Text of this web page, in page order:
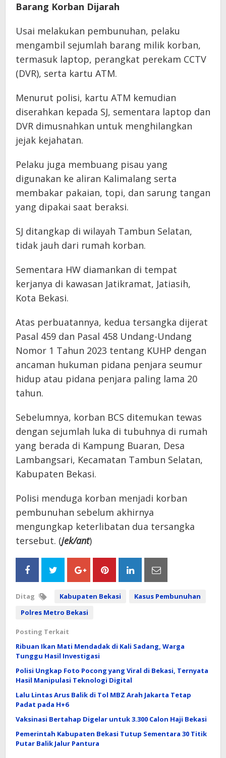
Barang Korban Dijarah
Usai melakukan pembunuhan, pelaku
mengambil sejumlah barang milik korban,
termasuk laptop, perangkat perekam CCTV
(DVR), serta kartu ATM.
Menurut polisi, kartu ATM kemudian
diserahkan kepada SJ, sementara laptop dan
DVR dimusnahkan untuk menghilangkan
jejak kejahatan.
Pelaku juga membuang pisau yang
digunakan ke aliran Kalimalang serta
membakar pakaian, topi, dan sarung tangan
yang dipakai saat beraksi.
SJ ditangkap di wilayah Tambun Selatan,
tidak jauh dari rumah korban.
Sementara HW diamankan di tempat
kerjanya di kawasan Jatikramat, Jatiasih,
Kota Bekasi.
Atas perbuatannya, kedua tersangka dijerat
Pasal 459 dan Pasal 458 Undang-Undang
Nomor 1 Tahun 2023 tentang KUHP dengan
ancaman hukuman pidana penjara seumur
hidup atau pidana penjara paling lama 20
tahun.
Sebelumnya, korban BCS ditemukan tewas
dengan sejumlah luka di tubuhnya di rumah
yang berada di Kampung Buaran, Desa
Lambangsari, Kecamatan Tambun Selatan,
Kabupaten Bekasi.
Polisi menduga korban menjadi korban
pembunuhan sebelum akhirnya
mengungkap keterlibatan dua tersangka
tersebut. (jek/ant)
Ditag Kabupaten Bekasi
Kasus Pembunuhan
Polres Metro Bekasi
Posting Terkait
Ribuan Ikan Mati Mendadak di Kali Sadang, Warga
Tunggu Hasil Investigasi
Polisi Ungkap Foto Pocong yang Viral di Bekasi, Ternyata
Hasil Manipulasi Teknologi Digital
Lalu Lintas Arus Balik di Tol MBZ Arah Jakarta Tetap
Padat pada H+6
Vaksinasi Bertahap Digelar untuk 3.300 Calon Haji Bekasi
Pemerintah Kabupaten Bekasi Tutup Sementara 30 Titik
Putar Balik Jalur Pantura